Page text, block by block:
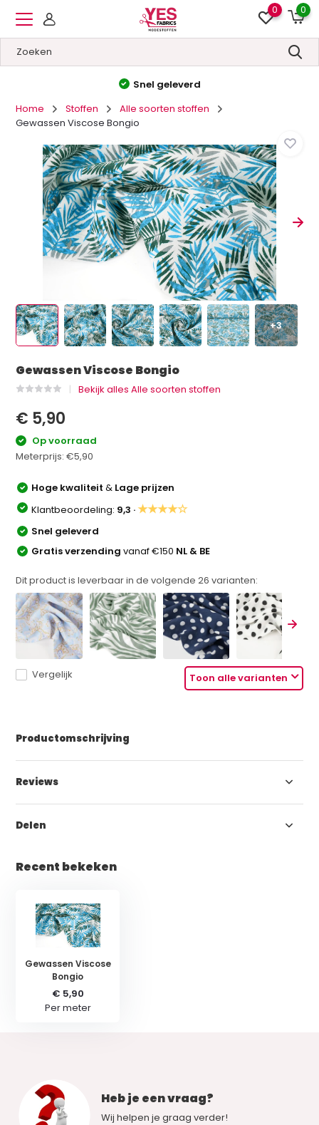
0 0
Hoge kwaliteit&Lage prijzen
Home
Stoffen
Alle soorten stoffen
Gewassen Viscose Bongio
+3
Gewassen Viscose Bongio
Bekijk alles Alle soorten stoffen
€ 5,90
Op voorraad
Meterprijs:€5,90
Hoge kwaliteit& Lage prijzen
Klantbeoordeling: 9,3 ·★★★★☆
Snel geleverd
Gratis verzendingvanaf €150 NL & BE
Dit product is leverbaar in de volgende26 varianten:
Toon alle varianten
Vergelijk
Productomschrijving
Reviews
Delen
Recent bekeken
Gewassen Viscose
Bongio
€ 5,90
Per meter
Heb je een vraag?
Wij helpen je graag verder!